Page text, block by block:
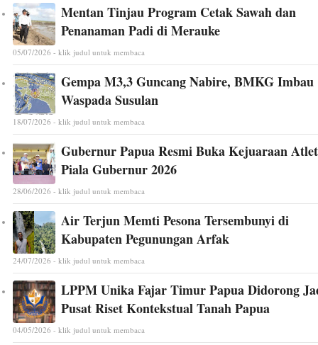
Mentan Tinjau Program Cetak Sawah dan
Penanaman Padi di Merauke
05/07/2026 - klik judul untuk membaca
Gempa M3,3 Guncang Nabire, BMKG Imbau
Waspada Susulan
18/07/2026 - klik judul untuk membaca
Gubernur Papua Resmi Buka Kejuaraan
Piala Gubernur 2026
28/06/2026 - klik judul untuk membaca
Air Terjun Memti Pesona Tersembunyi di
Kabupaten Pegunungan Arfak
24/07/2026 - klik judul untuk membaca
LPPM Unika Fajar Timur Papua Didorong
Pusat Riset Kontekstual Tanah Papua
04/05/2026 - klik judul untuk membaca